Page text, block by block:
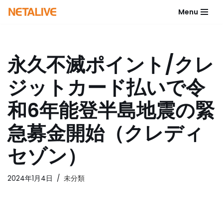
ン
ツ
へ
ス
キ
ッ
プ
Menu
永久不滅ポイント/クレ
ジットカード払いで令
和6年能登半島地震の緊
急募金開始（クレディ
セゾン）
2024年1月4日 未分類